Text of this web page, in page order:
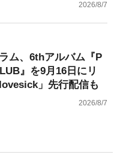
2026/8/7
ム、6thアルバム『P
』を9月16日にリ
」先行配信も
2026/8/7